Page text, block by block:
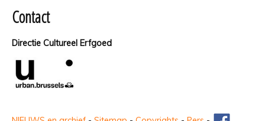
Contact
Directie Cultureel Erfgoed